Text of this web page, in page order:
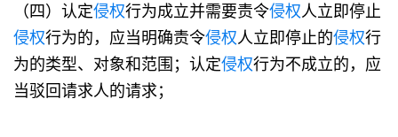
（四）认定侵权行为成立并需要责令侵权人立即停止
侵权行为的，应当明确责令侵权人立即停止的侵权行
为的类型、对象和范围；认定侵权行为不成立的，应
当驳回请求人的请求；